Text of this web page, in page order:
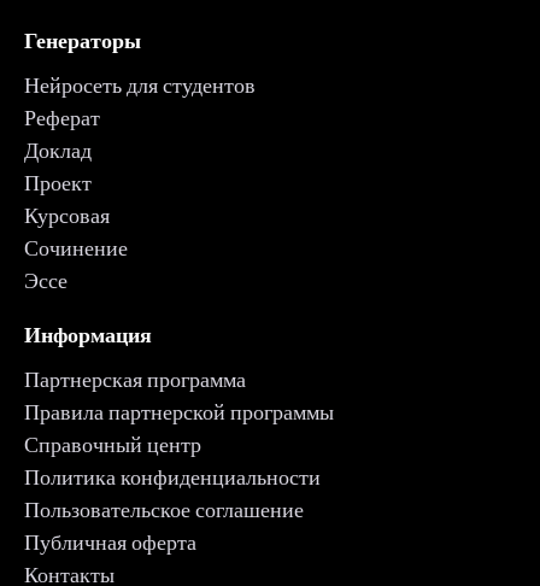
Генераторы
Нейросеть для студентов
Реферат
Доклад
Проект
Курсовая
Сочинение
Эссе
Информация
Партнерская программа
Правила партнерской программы
Справочный центр
Политика конфиденциальности
Пользовательское соглашение
Публичная оферта
Контакты